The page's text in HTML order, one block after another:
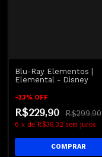
Blu-Ray Elementos |
Elemental - Disney
-23% OFF
R$229,90 R$299,90
6 x de R$38,32 sem juros